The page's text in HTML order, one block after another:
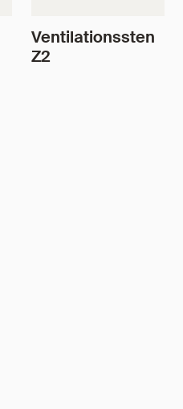
Ventilationssten
Z2